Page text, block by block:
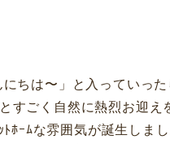
ちは〜」と入っていった
とすごく自然に熱烈お迎え
ﾎｰﾑな雰囲気が誕生しま